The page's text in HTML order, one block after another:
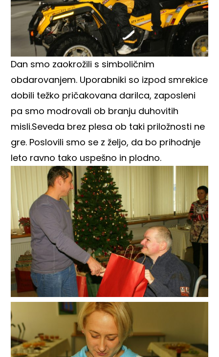
Dan smo zaokrožili s simboličnim
obdarovanjem. Uporabniki so izpod smrekice
dobili težko pričakovana darilca, zaposleni
pa smo modrovali ob branju duhovitih
misli.Seveda brez plesa ob taki priložnosti ne
gre. Poslovili smo se z željo, da bo prihodnje
leto ravno tako uspešno in plodno.